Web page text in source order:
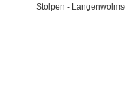
Stolpen -